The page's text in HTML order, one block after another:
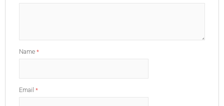
Name *
Email *